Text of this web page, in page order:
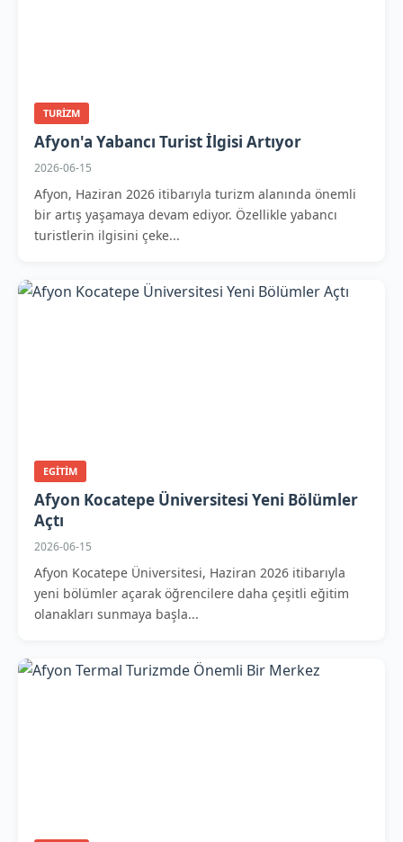
TURIZM
Afyon'a Yabancı Turist İlgisi Artıyor
2026-06-15
Afyon, Haziran 2026 itibarıyla turizm alanında önemli
bir artış yaşamaya devam ediyor. Özellikle yabancı
turistlerin ilgisini çeke...
EGITIM
Afyon Kocatepe Üniversitesi Yeni Bölümler
Açtı
2026-06-15
Afyon Kocatepe Üniversitesi, Haziran 2026 itibarıyla
yeni bölümler açarak öğrencilere daha çeşitli eğitim
olanakları sunmaya başla...